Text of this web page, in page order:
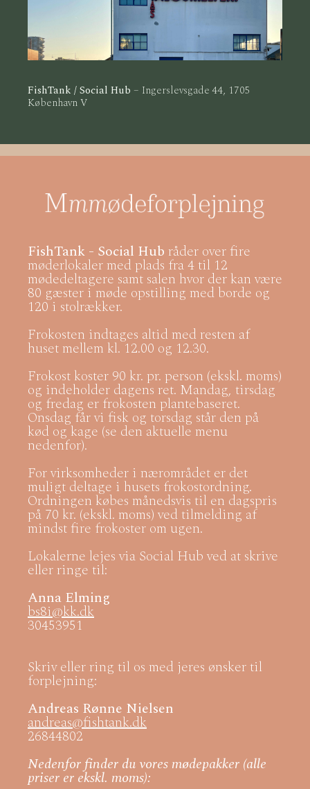
FishTank / Social Hub – Ingerslevsgade 44, 1705
København V
FishTank - Social Hub råder over fire
møderlokaler med plads fra 4 til 12
mødedeltagere samt salen hvor der kan være
80 gæster i møde opstilling med borde og
120 i stolrækker.
Frokosten indtages altid med resten af
huset mellem kl. 12.00 og 12.30.
Frokost koster 90 kr. pr. person (ekskl. moms)
og indeholder dagens ret. Mandag, tirsdag
og fredag er frokosten plantebaseret.
Onsdag får vi fisk og torsdag står den på
kød og kage (se den aktuelle menu
nedenfor).
For virksomheder i nærområdet er det
muligt deltage i husets frokostordning.
Ordningen købes månedsvis til en dagspris
på 70 kr. (ekskl. moms) ved tilmelding af
mindst fire frokoster om ugen.
Lokalerne lejes via Social Hub ved at skrive
eller ringe til:
Anna Elming
bs8i@kk.dk
30453951
Skriv eller ring til os med jeres ønsker til
forplejning:
Andreas Rønne Nielsen
andreas@fishtank.dk
26844802
Nedenfor finder du vores mødepakker (alle
priser er ekskl. moms):